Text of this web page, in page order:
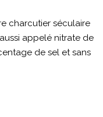
charcutier séculaire
appelé nitrate de
de sel et sans